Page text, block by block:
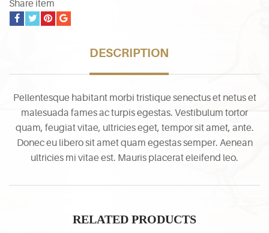
Share item
DESCRIPTION
Pellentesque habitant morbi tristique senectus et netus et
malesuada fames ac turpis egestas. Vestibulum tortor
quam, feugiat vitae, ultricies eget, tempor sit amet, ante.
Donec eu libero sit amet quam egestas semper. Aenean
ultricies mi vitae est. Mauris placerat eleifend leo.
RELATED PRODUCTS